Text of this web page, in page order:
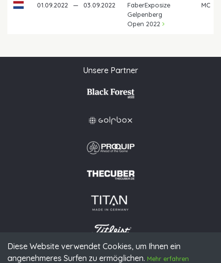
Diese Website verwendet Cookies, um Ihnen ein
angenehmeres Surfen zu ermöglichen. Mehr erfahren
01.09.2022 — 03.09.2022
FaberExposize
Gelpenberg
Open 2022
MC
Unsere Partner
© 2026 PGAoG